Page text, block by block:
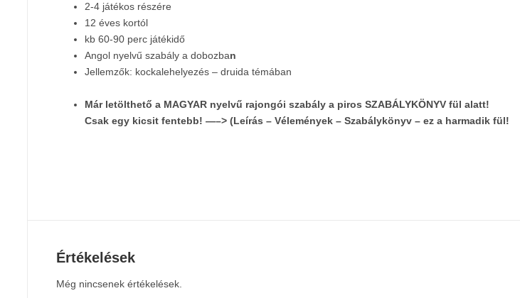
2-4 játékos részére
12 éves kortól
kb 60-90 perc játékidő
Angol nyelvű szabály a dobozban
Jellemzők: kockalehelyezés – druida témában
Már letölthető a MAGYAR nyelvű rajongói szabály a piros SZABÁLYKÖNYV fül alatt!
Csak egy kicsit fentebb! —–> (Leírás – Vélemények – Szabálykönyv – ez a harmadik fül!
Értékelések
Még nincsenek értékelések.